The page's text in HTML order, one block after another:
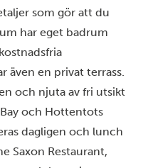
som gör att du
har eget badrum
även en privat terrass.
och njuta av fri utsikt
och Hottentots
dagligen och lunch
Saxon Restaurant,